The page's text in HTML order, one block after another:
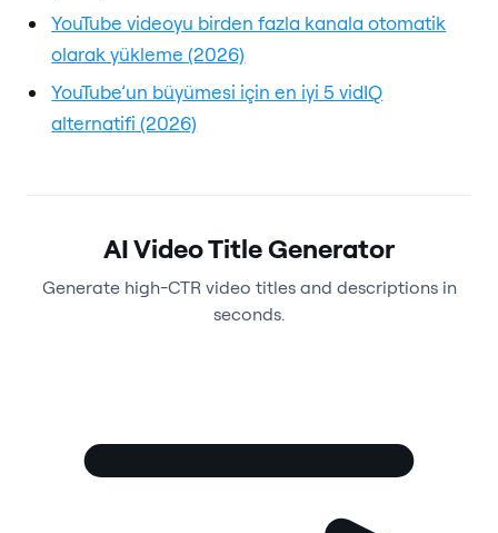
YouTube videoyu birden fazla kanala otomatik
olarak yükleme (2026)
YouTube’un büyümesi için en iyi 5 vidIQ
alternatifi (2026)
AI Video Title Generator
Generate high-CTR video titles and descriptions in
seconds.